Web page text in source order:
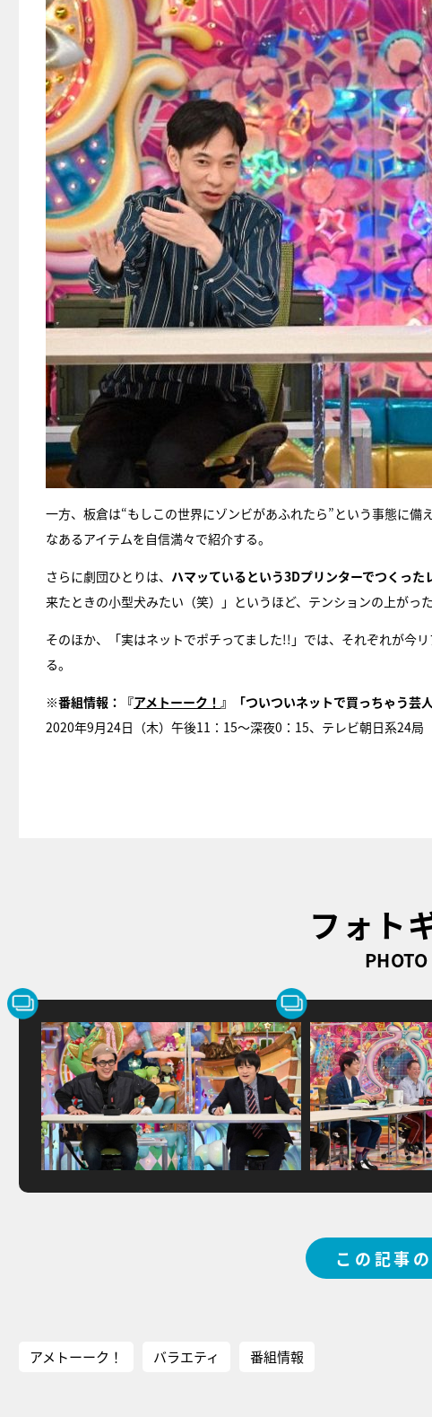
一方、板倉は“もしこの世界にゾンビがあふれたら”という事態に
なあるアイテムを自信満々で紹介する。
さらに劇団ひとりは、 ハマッているという3Dプリンターでつくった
来たときの小型犬みたい（笑）」というほど、テンションの上がっ
そのほか、「実はネットでポチってました!!」では、それぞれが今
る。
※番組情報：『アメトーーク！ 』「ついついネットで買っちゃう芸人
2020年9月24日（木）午後11：15〜深夜0：15、テレビ朝日系24局
フォト
この記事
アメトーーク！ バラエティ 番組情報